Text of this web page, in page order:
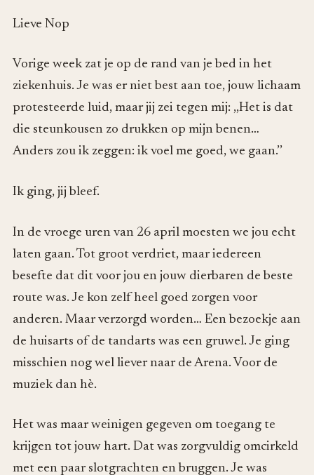
Lieve Nop
Vorige week zat je op de rand van je bed in het
ziekenhuis. Je was er niet best aan toe, jouw lichaam
protesteerde luid, maar jij zei tegen mij: ,,Het is dat
die steunkousen zo drukken op mijn benen…
Anders zou ik zeggen: ik voel me goed, we gaan.’’
Ik ging, jij bleef.
In de vroege uren van 26 april moesten we jou echt
laten gaan. Tot groot verdriet, maar iedereen
besefte dat dit voor jou en jouw dierbaren de beste
route was. Je kon zelf heel goed zorgen voor
anderen. Maar verzorgd worden… Een bezoekje aan
de huisarts of de tandarts was een gruwel. Je ging
misschien nog wel liever naar de Arena. Voor de
muziek dan hè.
Het was maar weinigen gegeven om toegang te
krijgen tot jouw hart. Dat was zorgvuldig omcirkeld
met een paar slotgrachten en bruggen. Je was